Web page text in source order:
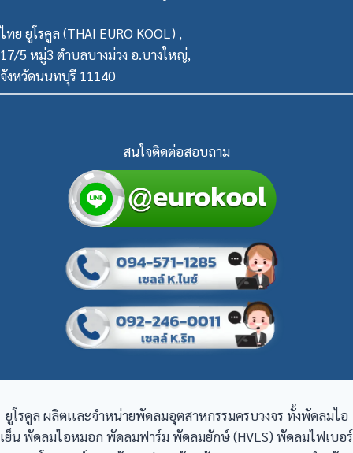
ไทย ยูโรคูล (THAI EURO KOOL) ,
17/5 หมู่3 ตำบลบางม่วง อ.บางใหญ่,
จังหวัดนนทบุรี 11140
สนใจติดต่อสอบถาม
ยูโรคูล ผลิตเเละจำหน่ายพัดลมอุตสาหกรรมครบวงจร ทั้งพัดลมไอ
เย็น พัดลมไอหมอก พัดลมฟาร์ม พัดลมยักษ์ (HVLS) พัดลมไฟเบอร์